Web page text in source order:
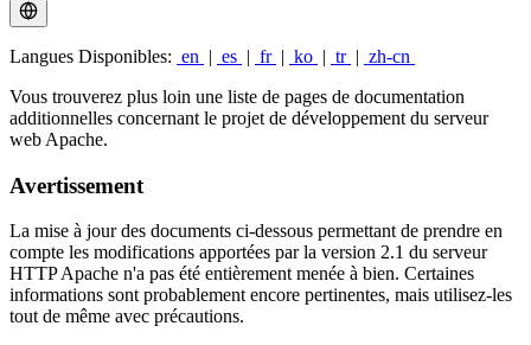
Langues Disponibles: en | es | fr | ko | tr | zh-cn
Vous trouverez plus loin une liste de pages de documentation
additionnelles concernant le projet de développement du serveur
web Apache.
Avertissement
La mise à jour des documents ci-dessous permettant de prendre en
compte les modifications apportées par la version 2.1 du serveur
HTTP Apache n'a pas été entièrement menée à bien. Certaines
informations sont probablement encore pertinentes, mais utilisez-les
tout de même avec précautions.